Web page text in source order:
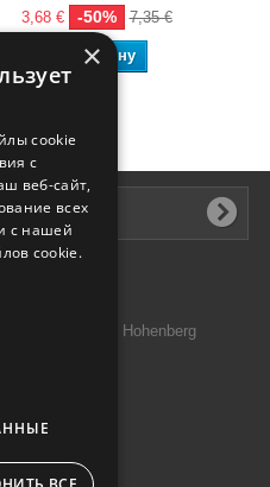
3,68 € -50% 7,35 €
В корзину
Str. 13 95691 Hohenberg
×
cookie
с
веб-сайт,
всех
с нашей
cookie.